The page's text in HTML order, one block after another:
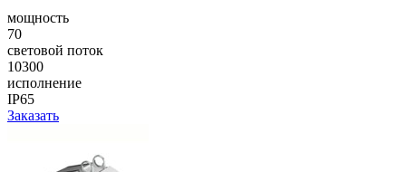
мощность
70
световой поток
10300
исполнение
IP65
Заказать